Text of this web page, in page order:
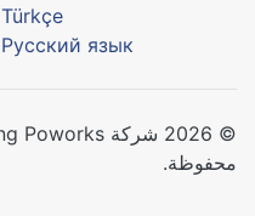
Türkçe
Русский язык
محفوظة.